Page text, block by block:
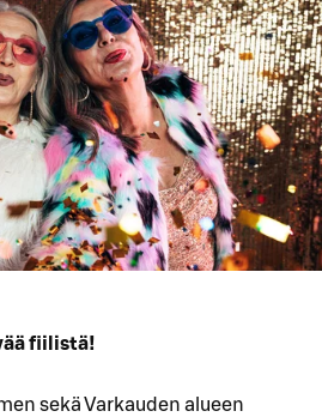
fiilistä!
sekä Varkauden alueen